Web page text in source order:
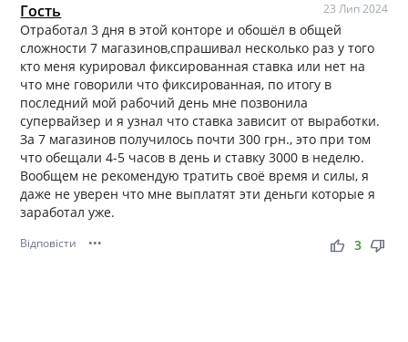
Гость 23 Лип 2024
Отработал 3 дня в этой конторе и обошёл в общей
сложности 7 магазинов,спрашивал несколько раз у того
кто меня курировал фиксированная ставка или нет на
что мне говорили что фиксированная, по итогу в
последний мой рабочий день мне позвонила
супервайзер и я узнал что ставка зависит от выработки.
За 7 магазинов получилось почти 300 грн., это при том
что обещали 4-5 часов в день и ставку 3000 в неделю.
Вообщем не рекомендую тратить своё время и силы, я
даже не уверен что мне выплатят эти деньги которые я
заработал уже.
Відповісти ••• thumb_up thumb_down
3